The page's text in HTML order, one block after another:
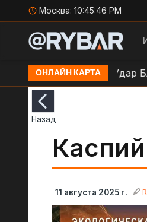
Москва: 10:45:47 PM
ОНЛАЙН КАРТА
Камыши Удар БЛА по
Назад
11 августа 2025 г.